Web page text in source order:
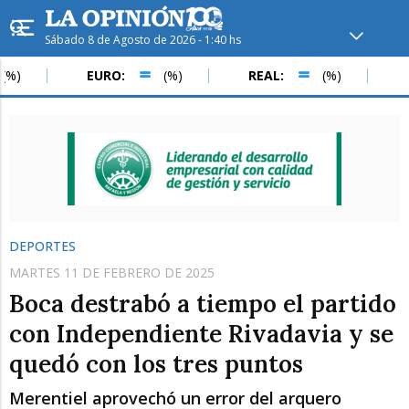
Sábado 8 de Agosto de 2026 - 1:40 hs
Hoy en Rafaela ver clima
Mín / Máx
Humedad
Presión
Sáb Dom Lun
(%) (%)
DEPORTES
MARTES 11 DE FEBRERO DE 2025
Boca destrabó a tiempo el partido
con Independiente Rivadavia y se
quedó con los tres puntos
Merentiel aprovechó un error del arquero